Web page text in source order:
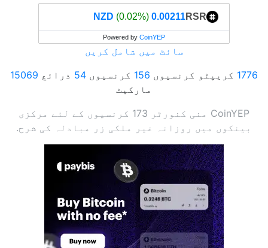
RSR
0.00211 NZD
(0.02%)
Powered by CoinYEP
سائٹ میں شامل کریں
1776 کریپٹو کرنسیوں 156 کرنسیوں 54 ذرائع 15069
مارکیٹ
CoinYEP منی کنورٹر 173 کرنسیوں کے لئے مرکزی
بینکوں میں روزانہ غیر ملکی زر مبادلہ کی شرح.